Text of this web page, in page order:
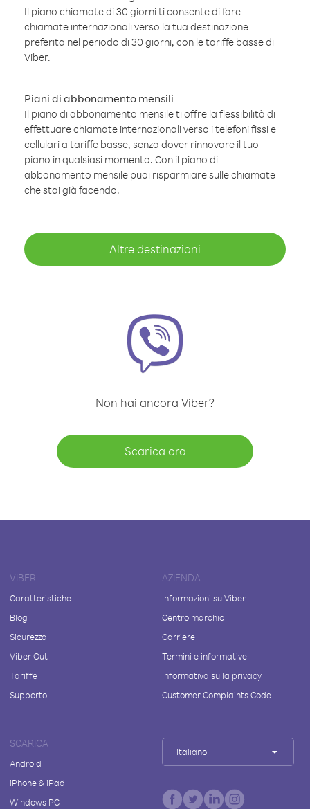
Il piano chiamate di 30 giorni ti consente di fare
chiamate internazionali verso la tua destinazione
preferita nel periodo di 30 giorni, con le tariffe basse di
Viber.
Piani di abbonamento mensili
Il piano di abbonamento mensile ti offre la flessibilità di
effettuare chiamate internazionali verso i telefoni fissi e
cellulari a tariffe basse, senza dover rinnovare il tuo
piano in qualsiasi momento. Con il piano di
abbonamento mensile puoi risparmiare sulle chiamate
che stai già facendo.
Altre destinazioni
Non hai ancora Viber?
Scarica ora
VIBER
Caratteristiche
Blog
Sicurezza
Viber Out
Tariffe
Supporto
AZIENDA
Informazioni su Viber
Centro marchio
Carriere
Termini e informative
Informativa sulla privacy
Customer Complaints Code
SCARICA
Android
iPhone & iPad
Windows PC
Italiano